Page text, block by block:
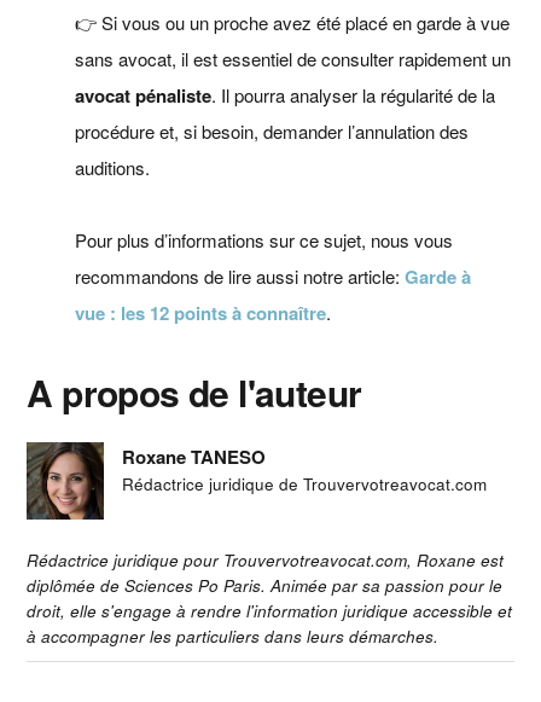
👉 Si vous ou un proche avez été placé en garde à vue
sans avocat, il est essentiel de consulter rapidement un
avocat pénaliste. Il pourra analyser la régularité de la
procédure et, si besoin, demander l’annulation des
auditions.
Pour plus d’informations sur ce sujet, nous vous
recommandons de lire aussi notre article:Garde à
vue : les 12 points à connaître.
A propos de l'auteur
Roxane TANESO
Rédactrice juridique de Trouvervotreavocat.com
Rédactrice juridique pour Trouvervotreavocat.com, Roxane est
diplômée de Sciences Po Paris. Animée par sa passion pour le
droit, elle s'engage à rendre l'information juridique accessible et
à accompagner les particuliers dans leurs démarches.